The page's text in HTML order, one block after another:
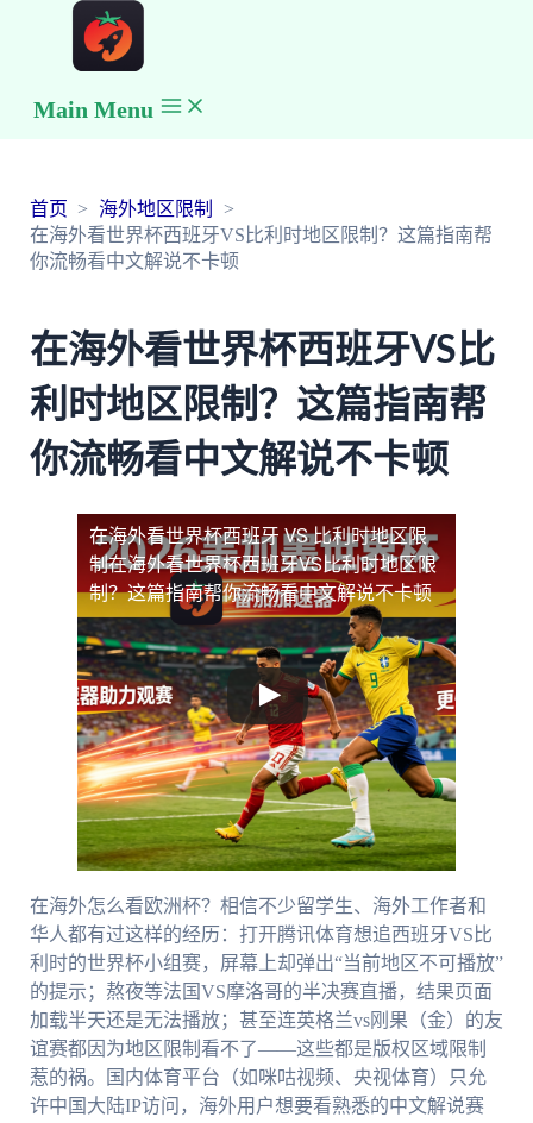
Main Menu
首页
海外地区限制
在海外看世界杯西班牙VS比利时地区限制？这篇指南帮
你流畅看中文解说不卡顿
在海外看世界杯西班牙VS比
利时地区限制？这篇指南帮
你流畅看中文解说不卡顿
在海外看世界杯西班牙 VS 比利时地区限
制在海外看世界杯西班牙VS比利时地区限
制？这篇指南帮你流畅看中文解说不卡顿
在海外怎么看欧洲杯？相信不少留学生、海外工作者和
华人都有过这样的经历：打开腾讯体育想追西班牙VS比
利时的世界杯小组赛，屏幕上却弹出“当前地区不可播放”
的提示；熬夜等法国VS摩洛哥的半决赛直播，结果页面
加载半天还是无法播放；甚至连英格兰vs刚果（金）的友
谊赛都因为地区限制看不了——这些都是版权区域限制
惹的祸。国内体育平台（如咪咕视频、央视体育）只允
许中国大陆IP访问，海外用户想要看熟悉的中文解说赛